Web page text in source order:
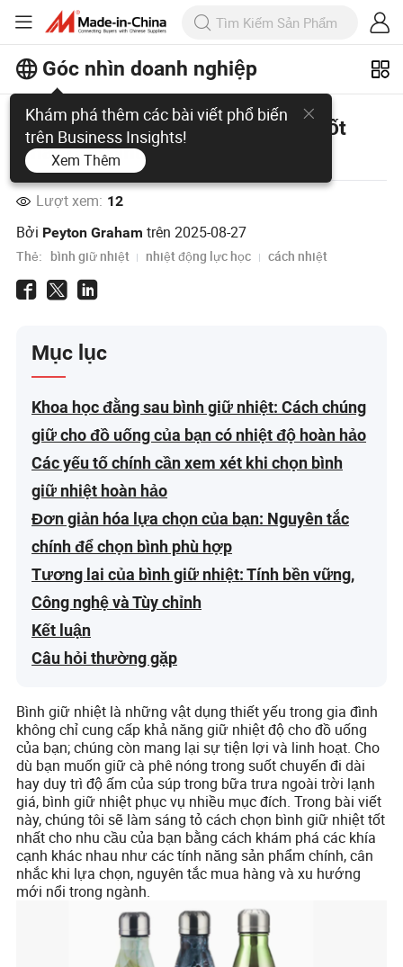
Góc nhìn doanh nghiệp
Khám phá thêm các bài viết phổ biến
trên Business Insights!
Xem Thêm
Bình Giữ Nhiệt: Cách Chọn Lựa Tốt
Nhất Cho Nhu Cầu Của Bạn
Lượt xem: 12
Bởi Peyton Graham trên2025-08-27
Thẻ: bình giữ nhiệt nhiệt động lực học cách nhiệt
Mục lục
Khoa học đằng sau bình giữ nhiệt: Cách chúng
giữ cho đồ uống của bạn có nhiệt độ hoàn hảo
Các yếu tố chính cần xem xét khi chọn bình
giữ nhiệt hoàn hảo
Đơn giản hóa lựa chọn của bạn: Nguyên tắc
chính để chọn bình phù hợp
Tương lai của bình giữ nhiệt: Tính bền vững,
Công nghệ và Tùy chỉnh
Kết luận
Câu hỏi thường gặp
Bình giữ nhiệt là những vật dụng thiết yếu trong gia đình
không chỉ cung cấp khả năng giữ nhiệt độ cho đồ uống
của bạn; chúng còn mang lại sự tiện lợi và linh hoạt. Cho
dù bạn muốn giữ cà phê nóng trong suốt chuyến đi dài
hay duy trì độ ấm của súp trong bữa trưa ngoài trời lạnh
giá, bình giữ nhiệt phục vụ nhiều mục đích. Trong bài viết
này, chúng tôi sẽ làm sáng tỏ cách chọn bình giữ nhiệt tốt
nhất cho nhu cầu của bạn bằng cách khám phá các khía
cạnh khác nhau như các tính năng sản phẩm chính, cân
nhắc khi lựa chọn, nguyên tắc mua hàng và xu hướng
mới nổi trong ngành.